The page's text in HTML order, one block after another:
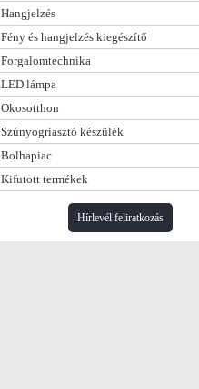
Hangjelzés
Fény és hangjelzés kiegészítő
Forgalomtechnika
LED lámpa
Okosotthon
Szúnyogriasztó készülék
Bolhapiac
Kifutott termékek
Hírlevél feliratkozás